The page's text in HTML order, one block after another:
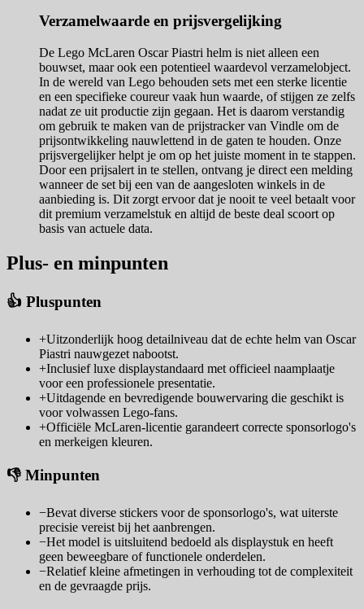
Verzamelwaarde en prijsvergelijking
De Lego McLaren Oscar Piastri helm is niet alleen een
bouwset, maar ook een potentieel waardevol verzamelobject.
In de wereld van Lego behouden sets met een sterke licentie
en een specifieke coureur vaak hun waarde, of stijgen ze zelfs
nadat ze uit productie zijn gegaan. Het is daarom verstandig
om gebruik te maken van de prijstracker van Vindle om de
prijsontwikkeling nauwlettend in de gaten te houden. Onze
prijsvergelijker helpt je om op het juiste moment in te stappen.
Door een prijsalert in te stellen, ontvang je direct een melding
wanneer de set bij een van de aangesloten winkels in de
aanbieding is. Dit zorgt ervoor dat je nooit te veel betaalt voor
dit premium verzamelstuk en altijd de beste deal scoort op
basis van actuele data.
Plus- en minpunten
👍 Pluspunten
+Uitzonderlijk hoog detailniveau dat de echte helm van Oscar
Piastri nauwgezet nabootst.
+Inclusief luxe displaystandaard met officieel naamplaatje
voor een professionele presentatie.
+Uitdagende en bevredigende bouwervaring die geschikt is
voor volwassen Lego-fans.
+Officiële McLaren-licentie garandeert correcte sponsorlogo's
en merkeigen kleuren.
👎 Minpunten
−Bevat diverse stickers voor de sponsorlogo's, wat uiterste
precisie vereist bij het aanbrengen.
−Het model is uitsluitend bedoeld als displaystuk en heeft
geen beweegbare of functionele onderdelen.
−Relatief kleine afmetingen in verhouding tot de complexiteit
en de gevraagde prijs.